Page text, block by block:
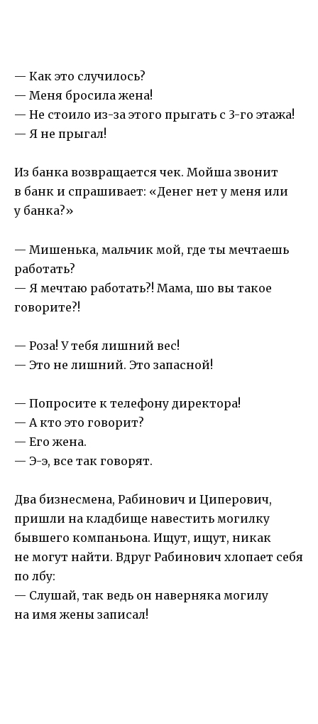
— Как это случилось?
— Меня бросила жена!
— Не стоило из-за этого прыгать с 3-го этажа!
— Я не прыгал!
Из банка возвращается чек. Мойша звонит
в банк и спрашивает: «Денег нет у меня или
у банка?»
— Мишенька, мальчик мой, где ты мечтаешь
работать?
— Я мечтаю работать?! Мама, шо вы такое
говорите?!
— Роза! У тебя лишний вес!
— Это не лишний. Это запасной!
— Попросите к телефону директора!
— А кто это говорит?
— Его жена.
— Э-э, все так говорят.
Два бизнесмена, Рабинович и Циперович,
пришли на кладбище навестить могилку
бывшего компаньона. Ищут, ищут, никак
не могут найти. Вдруг Рабинович хлопает себя
по лбу:
— Слушай, так ведь он наверняка могилу
на имя жены записал!